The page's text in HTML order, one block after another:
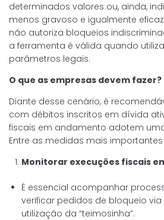
determinados valores ou, ainda,
menos gravoso e igualmente
não autoriza bloqueios
a ferramenta é válida quando
parâmetros legais.
O que as empresas devem fazer?
Diante desse cenário, é
com débitos inscritos em dívida
fiscais em andamento adotem
Entre as medidas mais
Monitorar execuções fiscais
É essencial acompanhar
verificar pedidos de bloqueio via
utilização da “teimosinha”.